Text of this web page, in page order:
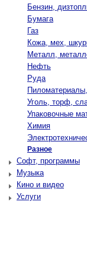
Бензин,
Бумага
Газ
Кожа, мех,
Металл,
Нефть
Руда
Уголь, торф,
Упаковочные
Химия
Разное
Софт, программы
Музыка
Кино и видео
Услуги